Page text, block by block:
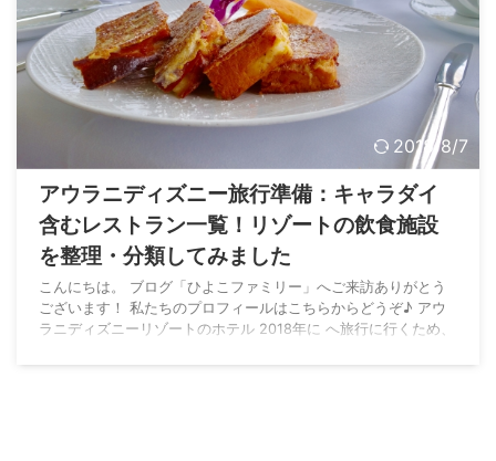
2018/8/7
アウラニディズニー旅行準備：キャラダイ
含むレストラン一覧！リゾートの飲食施設
を整理・分類してみました
こんにちは。 ブログ「ひよこファミリー」へご来訪ありがとう
ございます！ 私たちのプロフィールはこちらからどうぞ♪ アウ
ラニディズニーリゾートのホテル 2018年に へ旅行に行くため、